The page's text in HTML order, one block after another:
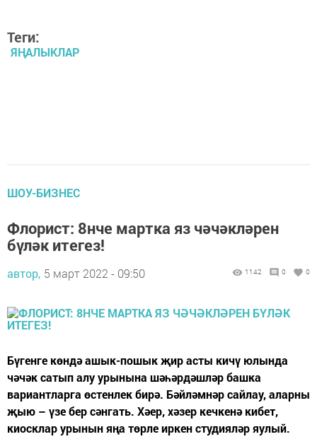
Теги:
ЯҢАЛЫКЛАР
ШОУ-БИЗНЕС
Флорист: 8нче мартка яз чәчәкләрен
бүләк итегез!
автор, 5 март 2022 - 09:50 1142 0 0
Бүгенге көндә ашык-пошык җир асты кичү юлында
чәчәк сатып алу урынына шәһәрдәшләр башка
вариантларга өстенлек бирә. Бәйләмнәр сайлау, аларны
җыю – үзе бер сәнгать. Хәер, хәзер кечкенә кибет,
киосклар урынын яңа төрле иркен студияләр яулый.